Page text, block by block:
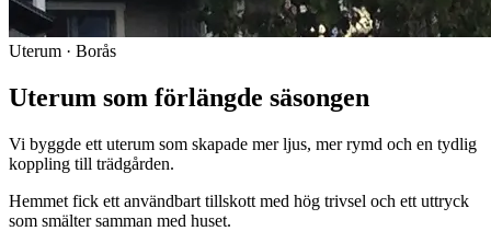
Uterum · Borås
Uterum som förlängde säsongen
Vi byggde ett uterum som skapade mer ljus, mer rymd och en tydlig
koppling till trädgården.
Hemmet fick ett användbart tillskott med hög trivsel och ett uttryck
som smälter samman med huset.